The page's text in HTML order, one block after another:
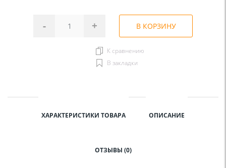
- + В КОРЗИНУ
К сравнению
В закладки
ХАРАКТЕРИСТИКИ ТОВАРА ОПИСАНИЕ
ОТЗЫВЫ (0)